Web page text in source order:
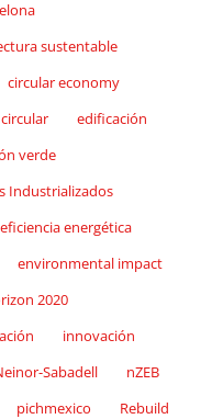
sustentable
circular economy
edificación
verde
Industrializados
eficiencia energética
environmental impact
2020
innovación
Sabadell
nZEB
pichmexico
Rebuild